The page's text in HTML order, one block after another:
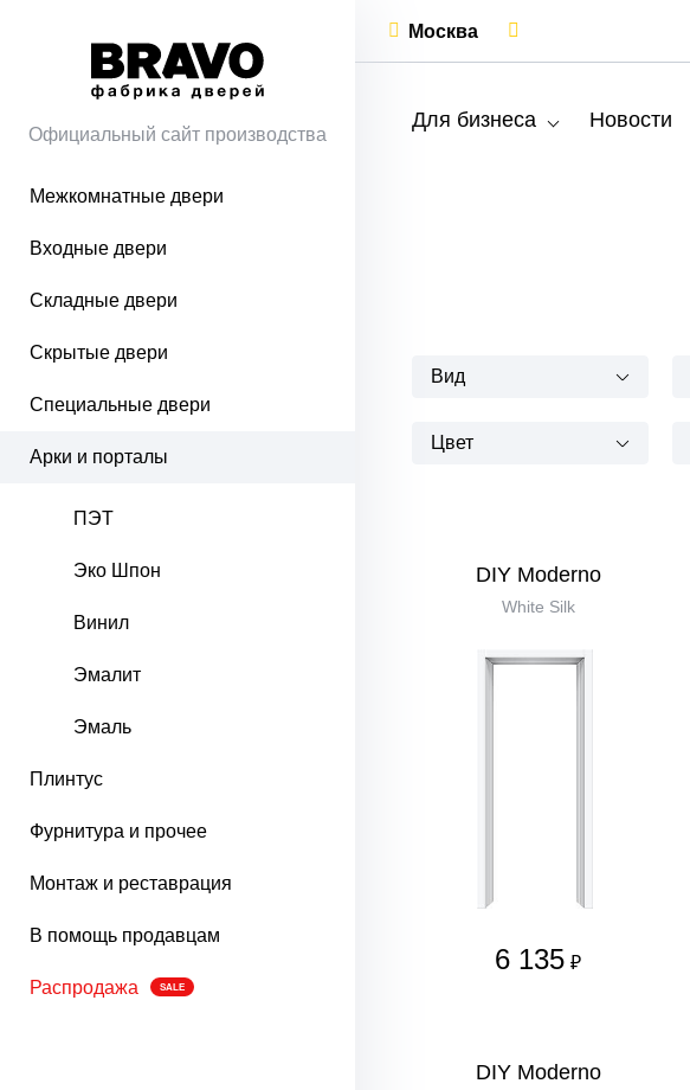
Официальный сайт производства
Межкомнатные двери
Входные двери
Складные двери
Скрытые двери
Специальные двери
Арки и порталы
ПЭТ
Эко Шпон
Винил
Эмалит
Эмаль
Плинтус
Фурнитура и прочее
Монтаж и реставрация
В помощь продавцам
Распродажа SALE
Москва
Для бизнеса Новости
Вид
Цвет
DIY Moderno
White Silk
6 135 ₽
DIY Moderno